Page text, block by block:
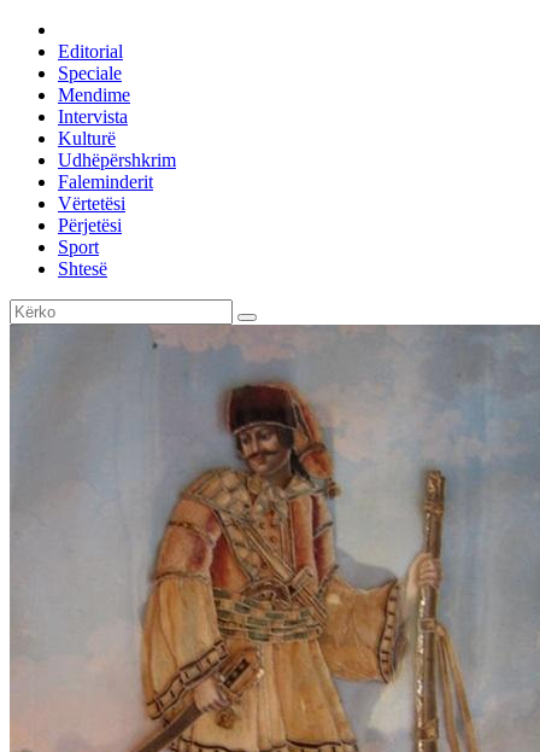
Editorial
Speciale
Mendime
Intervista
Kulturë
Udhëpërshkrim
Faleminderit
Vërtetësi
Përjetësi
Sport
Shtesë